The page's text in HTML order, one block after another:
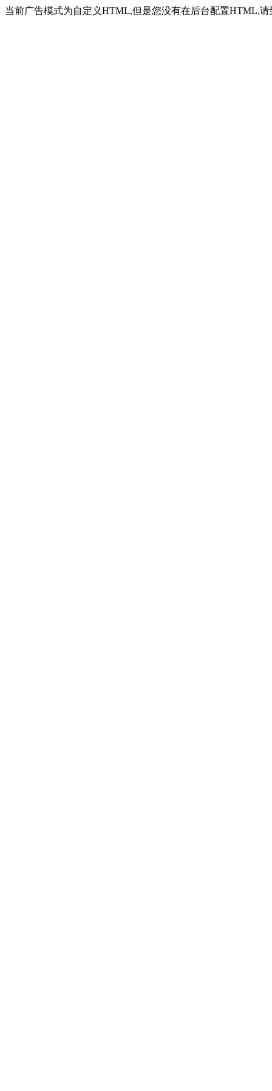
当前广告模式为自定义HTML,但是您没有在后台配置HTML,